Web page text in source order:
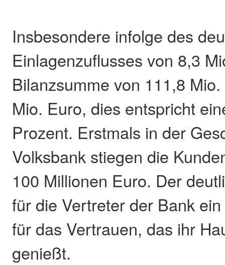
Insbesondere infolge des
Einlagenzuflusses von 8,3
Bilanzsumme von 111,8
Mio. Euro, dies entspricht
Prozent. Erstmals in der
Volksbank stiegen die
100 Millionen Euro. Der
für die Vertreter der Bank
für das Vertrauen, das ihr
genießt.